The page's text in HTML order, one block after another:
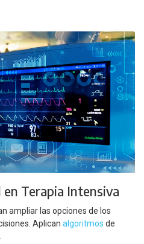
Terapia Intensiva
ampliar las opciones de los
Aplican algoritmos de